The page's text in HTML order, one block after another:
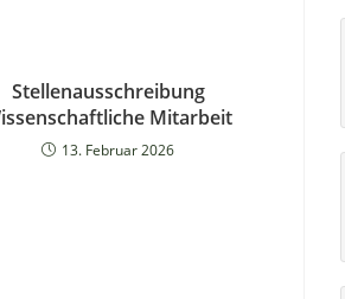
Stellenausschreibung
Mitarbeit
13. Februar 2026